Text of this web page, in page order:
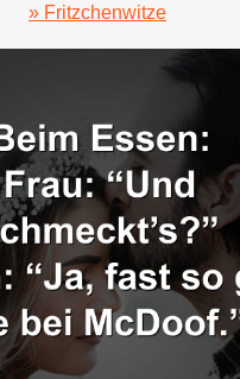
» Fritzchenwitze